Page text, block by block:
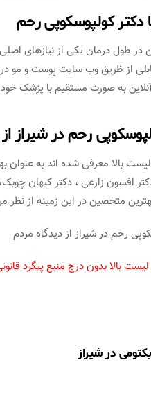
دکتر کولپوسکوپی رحم
در طول درمان یکی از نیازهای
از ظریق وب سایت پوست و مو
به صورت مستقیم با پزشک خود
رحم در شیراز
بالا معرفی شده اند به
افسون زارعی ، دکتر کیهان
متخصین در این زمینه از نظر
لیست بالا بدون درج منبع پیگرد
در شیراز